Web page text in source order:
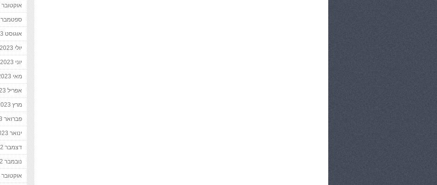
אוקטובר 2023
ספטמבר 2023
אוגוסט 2023
יולי 2023
יוני 2023
מאי 2023
אפריל 2023
מרץ 2023
פברואר 2023
ינואר 2023
דצמבר 2022
נובמבר 2022
אוקטובר 2022